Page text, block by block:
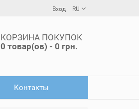
Вход RU
КОРЗИНА ПОКУПОК
0 товар(ов) - 0 грн.
Контакты